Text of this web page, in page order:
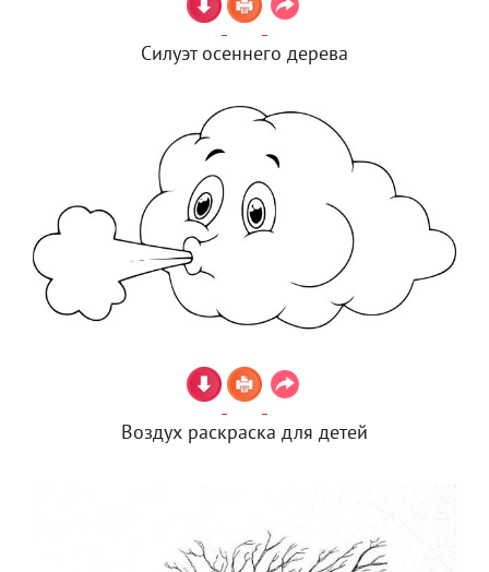
Силуэт осеннего дерева
Воздух раскраска для детей